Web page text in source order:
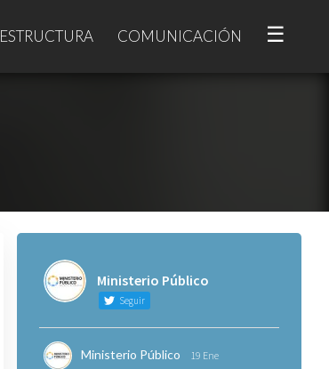
ESTRUCTURA COMUNICACIÓN ☰
Ministerio Público
Seguir
Ministerio Público 19 Ene